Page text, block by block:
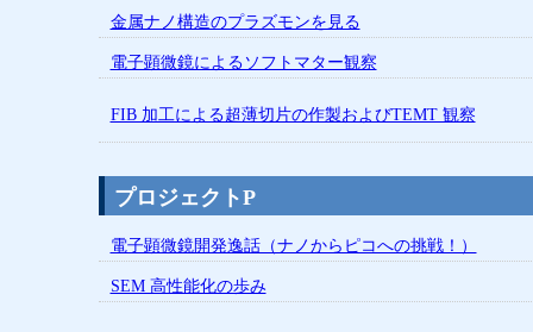
金属ナノ構造のプラズモンを見る
電子顕微鏡によるソフトマター観察
FIB 加工による超薄切片の作製およびTEMT 観察
プロジェクトP
電子顕微鏡開発逸話（ナノからピコへの挑戦！）
SEM 高性能化の歩み